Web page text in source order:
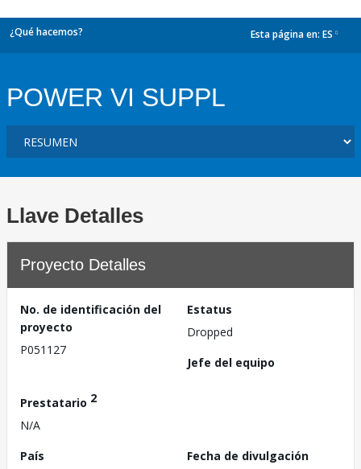
¿Qué hacemos? Esta página en: ES
POWER VI SUPPL
Llave Detalles
Proyecto Detalles
No. de identificación del
proyecto
P051127
Estatus
Dropped
Jefe del equipo
Prestatario 2
N/A
País
Fecha de divulgación